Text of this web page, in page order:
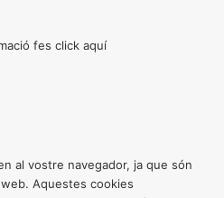
fes click aquí
al vostre navegador, ja que són
Aquestes cookies